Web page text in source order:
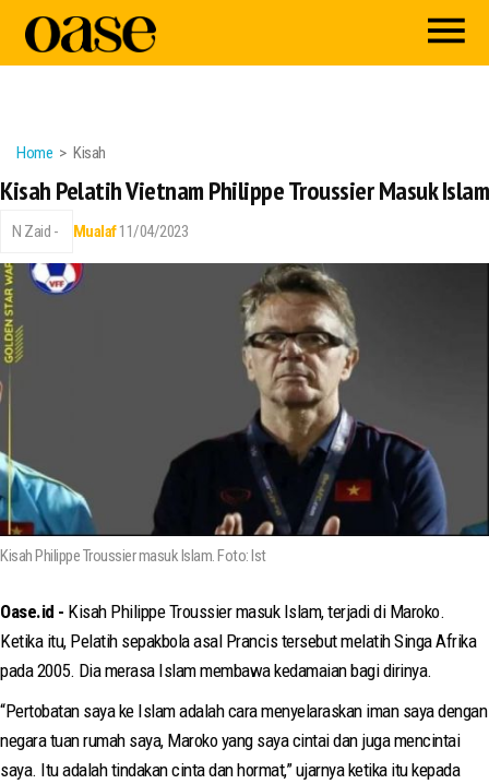
Home Kisah
Kisah Pelatih Vietnam Philippe Troussier Masuk Islam
N Zaid - Mualaf11/04/2023
Kisah Philippe Troussier masuk Islam. Foto: Ist
Oase.id - Kisah Philippe Troussier masuk Islam, terjadi di Maroko.
Ketika itu, Pelatih sepakbola asal Prancis tersebut melatih Singa Afrika
pada 2005. Dia merasa Islam membawa kedamaian bagi dirinya.
“Pertobatan saya ke Islam adalah cara menyelaraskan iman saya dengan
negara tuan rumah saya, Maroko yang saya cintai dan juga mencintai
saya. Itu adalah tindakan cinta dan hormat,” ujarnya ketika itu kepada